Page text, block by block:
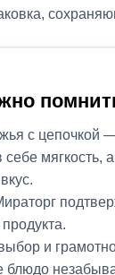
с цепочкой
мягкость,
и
блюдо